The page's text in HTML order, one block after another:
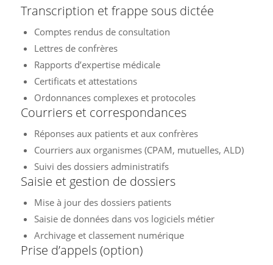
Transcription et frappe sous dictée
Comptes rendus de consultation
Lettres de confrères
Rapports d’expertise médicale
Certificats et attestations
Ordonnances complexes et protocoles
Courriers et correspondances
Réponses aux patients et aux confrères
Courriers aux organismes (CPAM, mutuelles, ALD)
Suivi des dossiers administratifs
Saisie et gestion de dossiers
Mise à jour des dossiers patients
Saisie de données dans vos logiciels métier
Archivage et classement numérique
Prise d’appels (option)